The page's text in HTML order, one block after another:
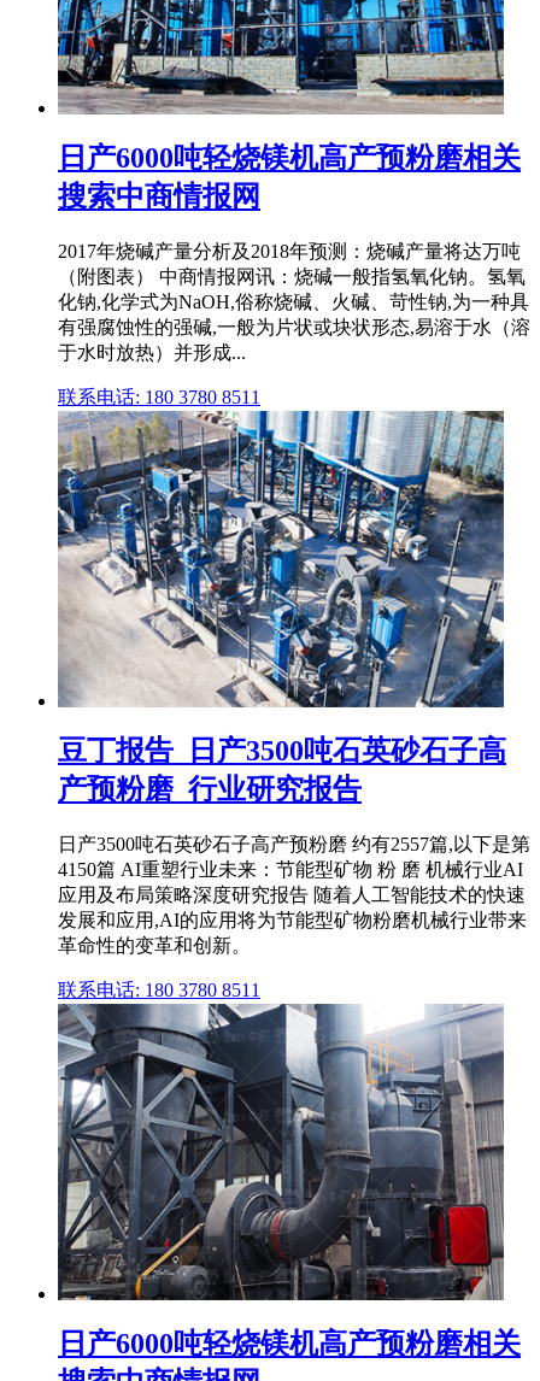
日产6000吨轻烧镁机高产预粉磨相关
搜索中商情报网
2017年烧碱产量分析及2018年预测：烧碱产量将达万吨
（附图表） 中商情报网讯：烧碱一般指氢氧化钠。氢氧
化钠,化学式为NaOH,俗称烧碱、火碱、苛性钠,为一种具
有强腐蚀性的强碱,一般为片状或块状形态,易溶于水（溶
于水时放热）并形成...
联系电话: 180 3780 8511
豆丁报告_日产3500吨石英砂石子高
产预粉磨_行业研究报告
日产3500吨石英砂石子高产预粉磨 约有2557篇,以下是第
4150篇 AI重塑行业未来：节能型矿物 粉 磨 机械行业AI
应用及布局策略深度研究报告 随着人工智能技术的快速
发展和应用,AI的应用将为节能型矿物粉磨机械行业带来
革命性的变革和创新。
联系电话: 180 3780 8511
日产6000吨轻烧镁机高产预粉磨相关